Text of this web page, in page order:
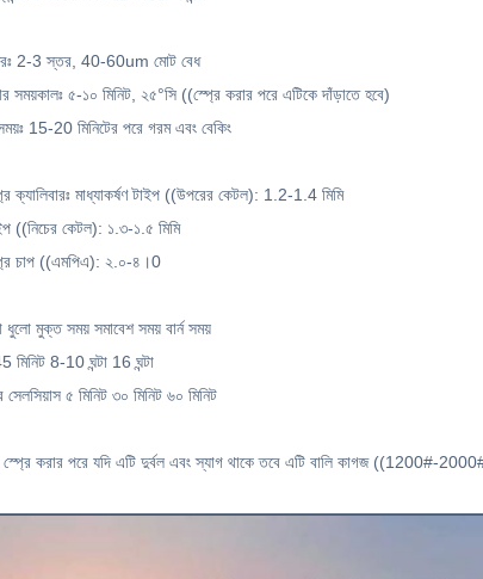
2-3 স্তর, 40-60um মোট বেধ
সময়কালঃ ৫-১০ মিনিট, ২৫°সি ((স্প্রে করার পরে এটিকে দাঁড়াতে হবে)
সময়ঃ 15-20 মিনিটের পরে গরম এবং বেকিং
ক্যালিবারঃ মাধ্যাকর্ষণ টাইপ ((উপরের কেটল): 1.2-1.4 মিমি
((নিচের কেটল): ১.৩-১.৫ মিমি
চাপ ((এমপিএ): ২.০-৪।0
ধুলো মুক্ত সময় সমাবেশ সময় বার্ন সময়
মিনিট 8-10 ঘন্টা 16 ঘন্টা
সেলসিয়াস ৫ মিনিট ৩০ মিনিট ৬০ মিনিট
স্প্রে করার পরে যদি এটি দুর্বল এবং স্যাগ থাকে তবে এটি বালি কাগজ ((1200#-